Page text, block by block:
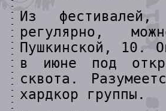
Из
регулярно,
Пушкинской, 10.
в июне под
сквота.
хардкор группы.